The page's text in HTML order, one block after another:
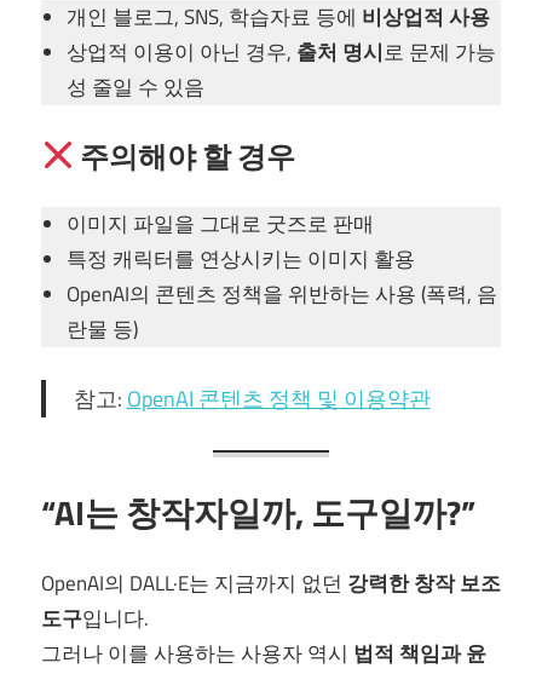
개인 블로그, SNS, 학습자료 등에 비상업적 사용
상업적 이용이 아닌 경우, 출처 명시로 문제 가능
성 줄일 수 있음
주의해야 할 경우
이미지 파일을 그대로 굿즈로 판매
특정 캐릭터를 연상시키는 이미지 활용
OpenAI의 콘텐츠 정책을 위반하는 사용 (폭력, 음
란물 등)
참고: OpenAI 콘텐츠 정책 및 이용약관
“AI는 창작자일까, 도구일까?”
OpenAI의 DALL·E는 지금까지 없던 강력한 창작 보조
도구입니다.
그러나 이를 사용하는 사용자 역시 법적 책임과 윤